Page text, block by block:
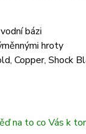
bázi
hroty
Copper, Shock
na to co Vás k